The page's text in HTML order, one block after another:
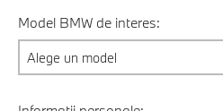
Model BMW de interes: